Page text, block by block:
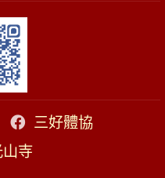
三好體協
寺